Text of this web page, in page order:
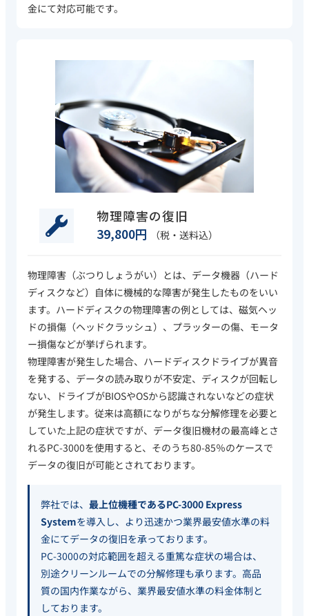
金にて対応可能です。
物理障害の復旧
39,800円
（税・送料込）
物理障害（ぶつりしょうがい）とは、データ機器（ハード
ディスクなど）自体に機械的な障害が発生したものをいい
ます。ハードディスクの物理障害の例としては、磁気ヘッ
ドの損傷（ヘッドクラッシュ）、プラッターの傷、モータ
ー損傷などが挙げられます。
物理障害が発生した場合、ハードディスクドライブが異音
を発する、データの読み取りが不安定、ディスクが回転し
ない、ドライブがBIOSやOSから認識されないなどの症状
が発生します。従来は高額になりがちな分解修理を必要と
していた上記の症状ですが、データ復旧機材の最高峰とさ
れるPC-3000を使用すると、そのうち80-85％のケースで
データの復旧が可能とされております。
弊社では、 最上位機種であるPC-3000 Express
Systemを導入し、より迅速かつ業界最安値水準の料
金にてデータの復旧を承っております。
PC-3000の対応範囲を超える重篤な症状の場合は、
別途クリーンルームでの分解修理も承ります。高品
質の国内作業ながら、業界最安値水準の料金体制と
しております。